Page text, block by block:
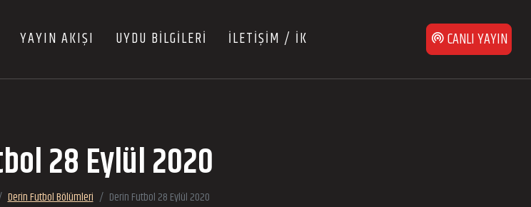
YAYIN AKIŞI UYDU BİLGİLERİ İLETİŞİM / İK CANLI YAYIN
28 Eylül 2020
Derin Futbol Bölümleri Derin Futbol 28 Eylül 2020